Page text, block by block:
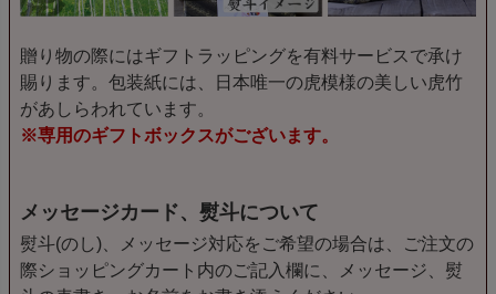
贈り物の際にはギフトラッピングを有料サービスで承け
賜ります。包装紙には、日本唯一の虎模様の美しい虎竹
があしらわれています。
※専用のギフトボックスがございます。
メッセージカード、熨斗について
熨斗(のし)、メッセージ対応をご希望の場合は、ご注文の
際ショッピングカート内のご記入欄に、メッセージ、熨